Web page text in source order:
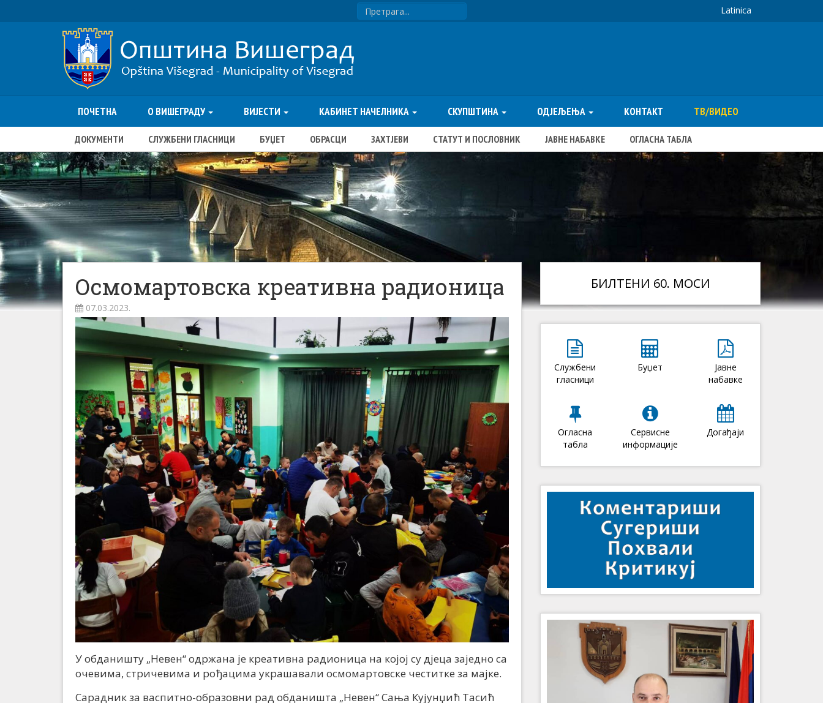
Latinica
ПОЧЕТНА О ВИШЕГРАДУ ВИЈЕСТИ КАБИНЕТ НАЧЕЛНИКА СКУПШТИНА ОДЈЕЉЕЊА КОНТАКТ ТВ/ВИДЕО
ДОКУМЕНТИ СЛУЖБЕНИ ГЛАСНИЦИ БУЏЕТ ОБРАСЦИ ЗАХТЈЕВИ СТАТУТ И ПОСЛОВНИК ЈАВНЕ НАБАВКЕ ОГЛАСНА ТАБЛА
Осмомартовска креативна радионица
07.03.2023.
У обданишту „Невен“ одржана је креативна радионица на којој су дјеца заједно са
очевима, стричевима и рођацима украшавали осмомартовске честитке за мајке.
Сарадник за васпитно-образовни рад обданишта „Невен“ Сања Кујунџић Тасић
БИЛТЕНИ 60. МОСИ
Службени
гласници
Буџет
Јавне
набавке
Огласна
табла
Сервисне
информације
Догађаји